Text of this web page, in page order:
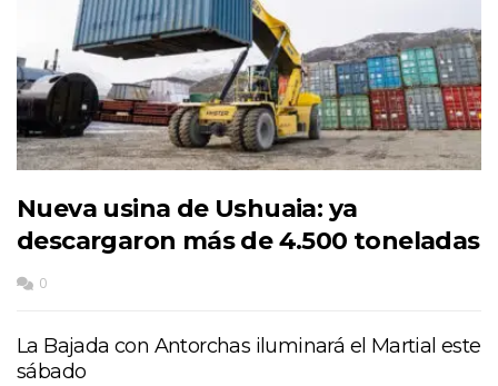
Nueva usina de Ushuaia: ya
descargaron más de 4.500 toneladas
0
La Bajada con Antorchas iluminará el Martial este
sábado